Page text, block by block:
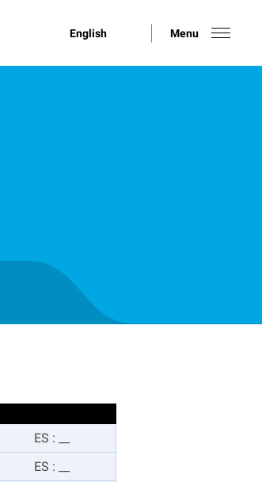
English Menu
ES :
ES :